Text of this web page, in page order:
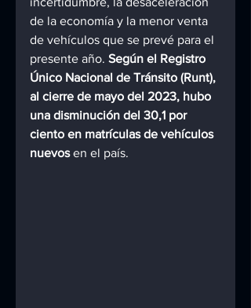
de la economía y la menor venta
de vehículos que se prevé para el
presente año. Según el Registro
Único Nacional de Tránsito (Runt),
al cierre de mayo del 2023, hubo
una disminución del 30,1 por
ciento en matrículas de vehículos
nuevos en el país.